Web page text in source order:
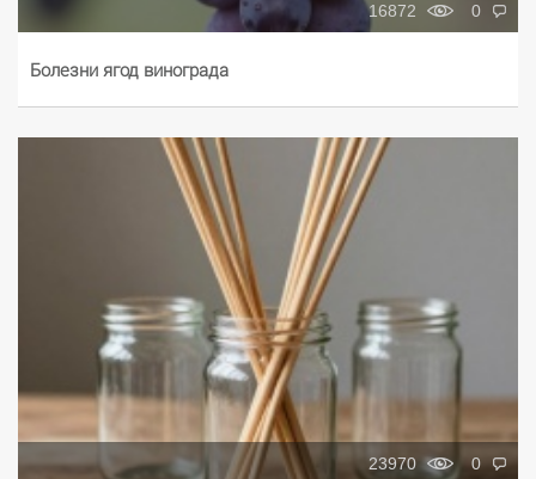
0
16872
Болезни ягод винограда
0
23970